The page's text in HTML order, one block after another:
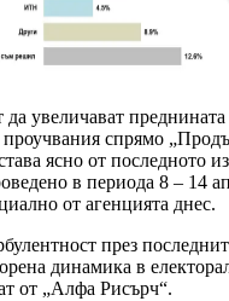
увеличават преднината
спрямо
ясно от последното
в периода 8 – 14
от агенцията днес.
през
динамика в
от „Алфа Рисърч“.